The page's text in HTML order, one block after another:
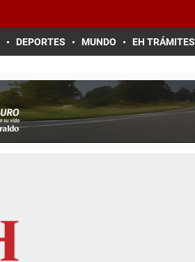
DEPORTES MUNDO EH TRÁMITES